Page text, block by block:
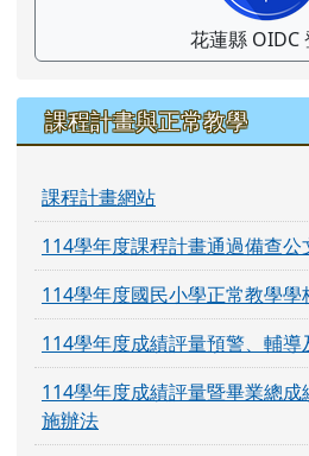
花蓮縣 OIDC
課程計畫與正常教學
課程計畫網站
114學年度課程計畫通過備查公
114學年度國民小學正常教學學
114學年度成績評量預警、輔
114學年度成績評量暨畢業總
施辦法